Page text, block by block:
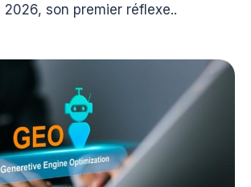
2026, son premier réflexe..